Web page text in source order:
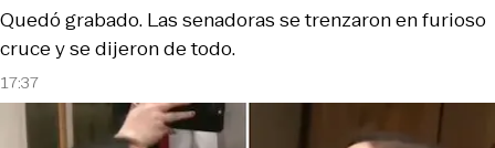
17:37
Quedó grabado. Las senadoras se trenzaron en furioso
cruce y se dijeron de todo.